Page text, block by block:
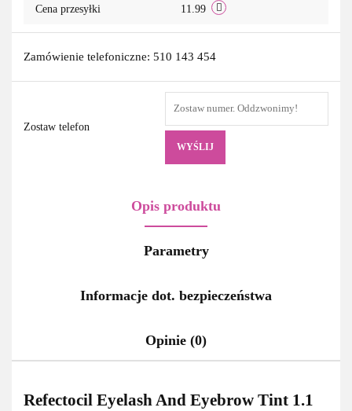
Cena przesyłki 11.99
Zamówienie telefoniczne: 510 143 454
Zostaw telefon
WYŚLIJ
Opis produktu
Parametry
Informacje dot. bezpieczeństwa
Opinie (0)
Refectocil Eyelash And Eyebrow Tint 1.1